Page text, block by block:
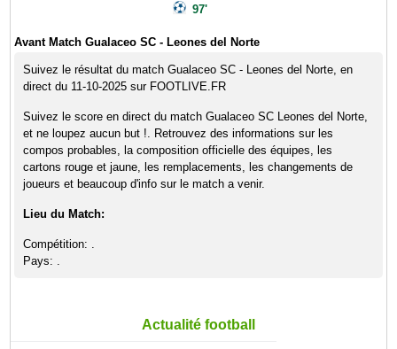
97'
Avant Match Gualaceo SC - Leones del Norte
Suivez le résultat du match Gualaceo SC - Leones del Norte, en
direct du 11-10-2025 sur FOOTLIVE.FR
Suivez le score en direct du match Gualaceo SC Leones del Norte,
et ne loupez aucun but !. Retrouvez des informations sur les
compos probables, la composition officielle des équipes, les
cartons rouge et jaune, les remplacements, les changements de
joueurs et beaucoup d'info sur le match a venir.
Lieu du Match:
Compétition: .
Pays: .
Actualité football